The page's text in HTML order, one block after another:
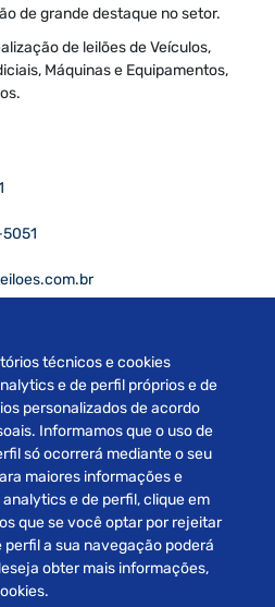
de grande destaque no setor.
de leilões de Veículos,
Máquinas e Equipamentos,
PESQUISAR
dos Leilões. Desenvolvido por
técnicos e cookies
e de perfil próprios e de
personalizados de acordo
Informamos que o uso de
só ocorrerá mediante o seu
maiores informações e
e de perfil, clique em
que se você optar por rejeitar
a sua navegação poderá
obter mais informações,